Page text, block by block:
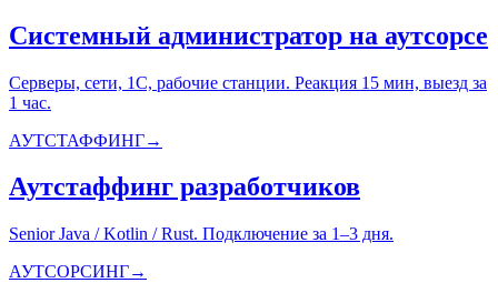
Системный администратор на аутсорсе
Серверы, сети, 1С, рабочие станции. Реакция 15 мин, выезд за
1 час.
АУТСТАФФИНГ→
Аутстаффинг разработчиков
Senior Java / Kotlin / Rust. Подключение за 1–3 дня.
АУТСОРСИНГ→